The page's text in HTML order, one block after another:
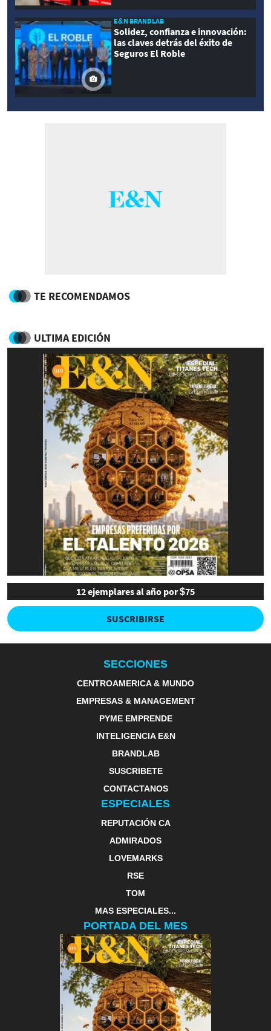
E&N BRANDLAB
Solidez, confianza e innovación:
las claves detrás del éxito de
Seguros El Roble
TE RECOMENDAMOS
ULTIMA EDICIÓN
12 ejemplares al año por $75
SUSCRIBIRSE
SECCIONES
CENTROAMERICA & MUNDO
EMPRESAS & MANAGEMENT
PYME EMPRENDE
INTELIGENCIA E&N
BRANDLAB
SUSCRIBETE
CONTACTANOS
ESPECIALES
REPUTACIÓN CA
ADMIRADOS
LOVEMARKS
RSE
TOM
MAS ESPECIALES...
PORTADA DEL MES